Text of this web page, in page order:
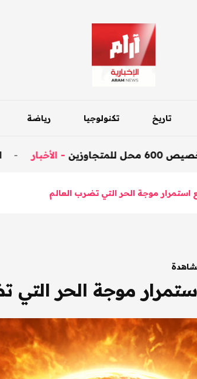
تاريخ تكنولوجيا رياضة
افتتاح جسر - -الأخبار
استمرار موجة الحر التي تضرب العالم
موجة الحر التي